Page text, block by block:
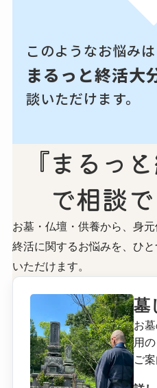
このようなお悩みは
まるっと終活大
談いただけます。
『まるっ
で​相談
お墓・仏壇・供養から、身
終活に関するお悩みを、ひ
いただけます。
墓
お
用
ご